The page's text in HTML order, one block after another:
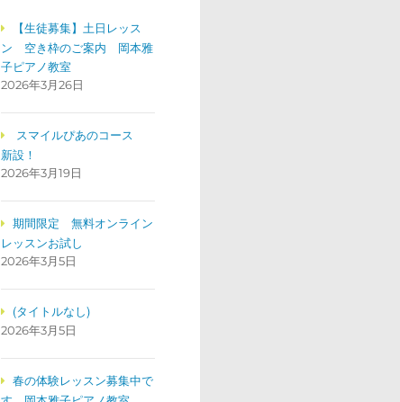
【生徒募集】土日レッス
ン 空き枠のご案内 岡本雅
子ピアノ教室
2026年3月26日
スマイルぴあのコース
新設！
2026年3月19日
期間限定 無料オンライン
レッスンお試し
2026年3月5日
(タイトルなし)
2026年3月5日
春の体験レッスン募集中で